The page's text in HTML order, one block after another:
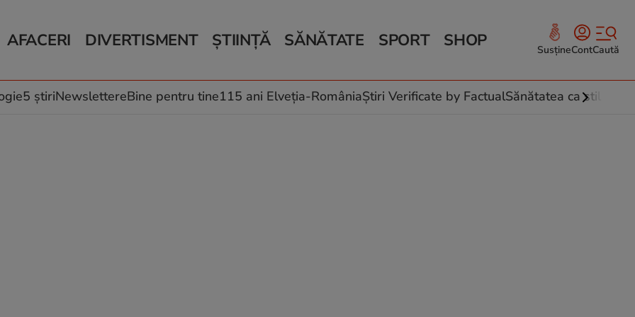
AFACERI
Auto
Locuri de muncă
DIVERTISMENT
Horoscop
Muzică și Filme
ȘTIINȚĂ
Schimbări climatice
SĂNĂTATE
Relații
Rețete culinare
SPORT SHOP SusțineContCaută
5 știriNewslettereBine pentru tine115 ani Elveția-RomâniaȘtiri Verificate by FactualSănătatea ca stil de